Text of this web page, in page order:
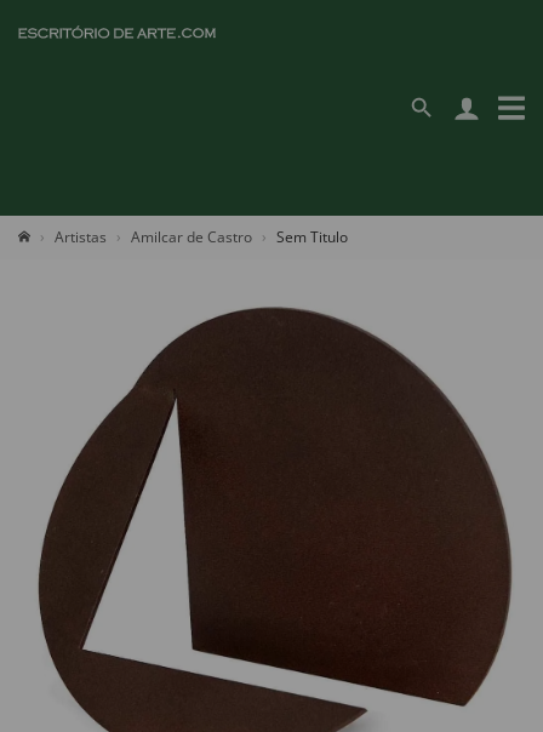
Artistas Amilcar de Castro Sem Titulo